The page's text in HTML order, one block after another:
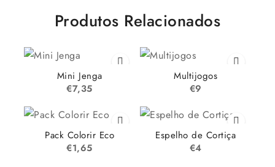
Produtos Relacionados
Mini Jenga
€7,35
Multijogos
€9
Pack Colorir Eco
€1,65
Espelho de Cortiça
€4